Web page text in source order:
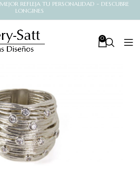
REFLEJA TU PERSONALIDAD - DESCUBRE
LONGINES
0